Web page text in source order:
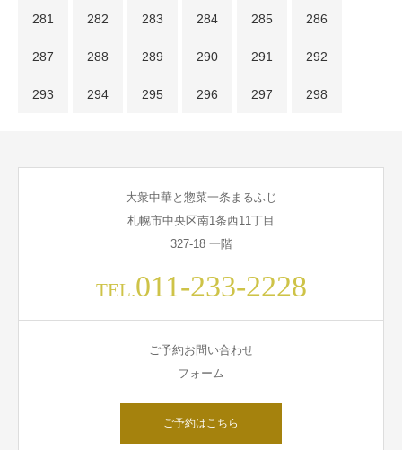
281 282 283 284 285 286
287 288 289 290 291 292
293 294 295 296 297 298
大衆中華と惣菜一条まるふじ
札幌市中央区南1条西11丁目
327-18 一階
TEL.011-233-2228
ご予約お問い合わせ
フォーム
ご予約はこちら